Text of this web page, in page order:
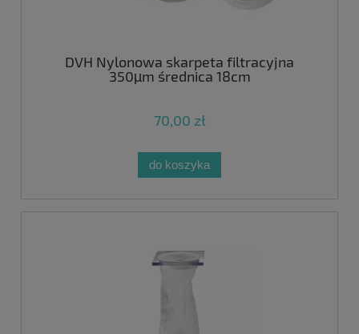
DVH Nylonowa skarpeta filtracyjna
350µm średnica 18cm
70,00 zł
do koszyka